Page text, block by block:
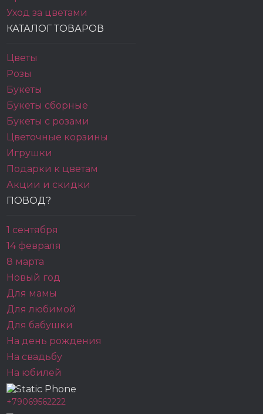
Уход за цветами
КАТАЛОГ ТОВАРОВ
Цветы
Розы
Букеты
Букеты сборные
Букеты с розами
Цветочные корзины
Игрушки
Подарки к цветам
Акции и скидки
ПОВОД?
1 сентября
14 февраля
8 марта
Новый год
Для мамы
Для любимой
Для бабушки
На день рождения
На свадьбу
На юбилей
+79069562222